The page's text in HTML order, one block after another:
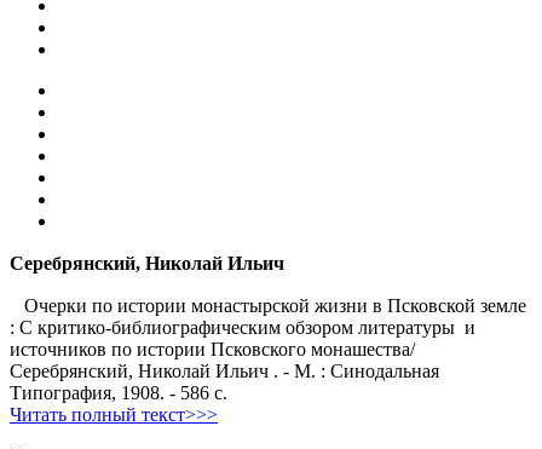
Серебрянский, Николай Ильич
Очерки по истории монастырской жизни в Псковской земле
: С критико-библиографическим обзором литературы и
источников по истории Псковского монашества/
Серебрянский, Николай Ильич . - М. : Синодальная
Типография, 1908. - 586 с.
Читать полный текст>>>